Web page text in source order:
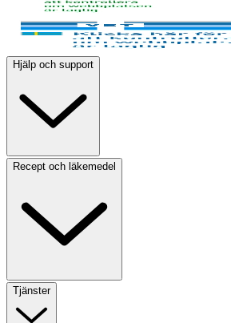
Hjälp och support
Recept och läkemedel
Tjänster